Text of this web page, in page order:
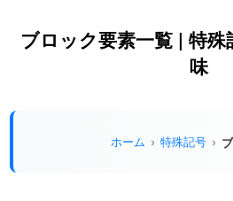
ブロック要素一覧 | 特
味
ホーム 特殊記号